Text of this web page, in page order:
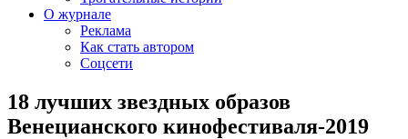
О журнале
Реклама
Как стать автором
Соцсети
18 лучших звездных образов
Венецианского кинофестиваля-2019